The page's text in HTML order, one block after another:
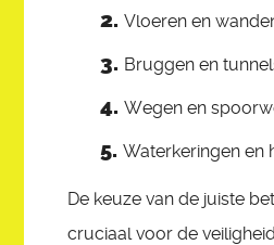
Vloeren en
Bruggen en
Wegen en
Waterkeringen en
De keuze van de juiste
cruciaal voor de